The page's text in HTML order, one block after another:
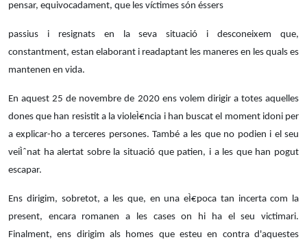
pensar, equivocadament, que les víctimes són éssers
passius i resignats en la seva situació i desconeixem que,
constantment, estan elaborant i readaptant les maneres en les quals es
mantenen en vida.
En aquest 25 de novembre de 2020 ens volem dirigir a totes aquelles
dones que han resistit a la violeÌ€ncia i han buscat el moment idoni per
a explicar-ho a terceres persones. També a les que no podien i el seu
veiÌˆnat ha alertat sobre la situació que patien, i a les que han pogut
escapar.
Ens dirigim, sobretot, a les que, en una eÌ€poca tan incerta com la
present, encara romanen a les cases on hi ha el seu victimari.
Finalment, ens dirigim als homes que esteu en contra d'aquestes